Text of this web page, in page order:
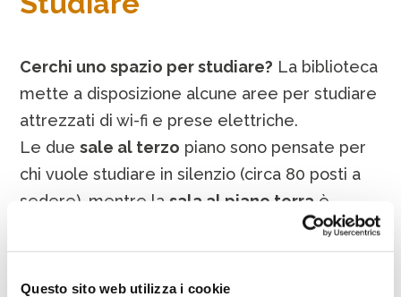
Questo sito web utilizza i cookie
Cerchi uno spazio per studiare? La biblioteca
mette a disposizione alcune aree per studiare
attrezzati di wi-fi e prese elettriche.
Le duesale al terzo piano sono pensate per
chi vuole studiare in silenzio (circa 80 posti a
sedere), mentre la sala al piano terra è
riservata ai ragazzi delle scuole secondarie di
primo e secondo grado (circa 20 posti a
sedere), che hanno l’esigenza di parlare e